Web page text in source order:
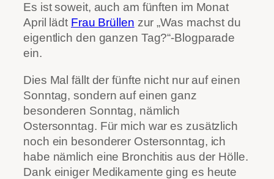
Es ist soweit, auch am fünften im Monat
April lädt Frau Brüllen zur „Was machst du
eigentlich den ganzen Tag?“-Blogparade
ein.
Dies Mal fällt der fünfte nicht nur auf einen
Sonntag, sondern auf einen ganz
besonderen Sonntag, nämlich
Ostersonntag. Für mich war es zusätzlich
noch ein besonderer Ostersonntag, ich
habe nämlich eine Bronchitis aus der Hölle.
Dank einiger Medikamente ging es heute